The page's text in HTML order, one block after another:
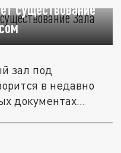
существование
зал под
в недавно
документах...